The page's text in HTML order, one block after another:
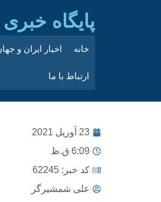
پایگاه
خانه اخبار ایران و
ارتباط با ما
23 آوریل 2021
6:09 ق.ظ
کد خبر: 62245
علی شمشیرگر